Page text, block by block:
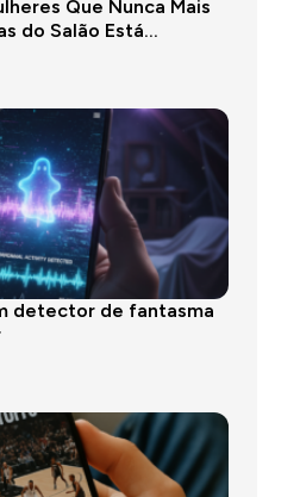
Que Nunca Mais
do Salão Está...
detector de fantasma